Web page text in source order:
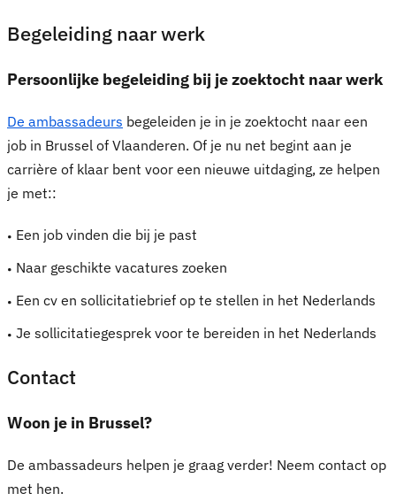
Begeleiding naar werk
Persoonlijke begeleiding bij je zoektocht naar werk
De ambassadeurs begeleiden je in je zoektocht naar een
job in Brussel of Vlaanderen. Of je nu net begint aan je
carrière of klaar bent voor een nieuwe uitdaging, ze helpen
je met::
Een job vinden die bij je past
Naar geschikte vacatures zoeken
Een cv en sollicitatiebrief op te stellen in het Nederlands
Je sollicitatiegesprek voor te bereiden in het Nederlands
Contact
Woon je in Brussel?
De ambassadeurs helpen je graag verder! Neem contact op
met hen.